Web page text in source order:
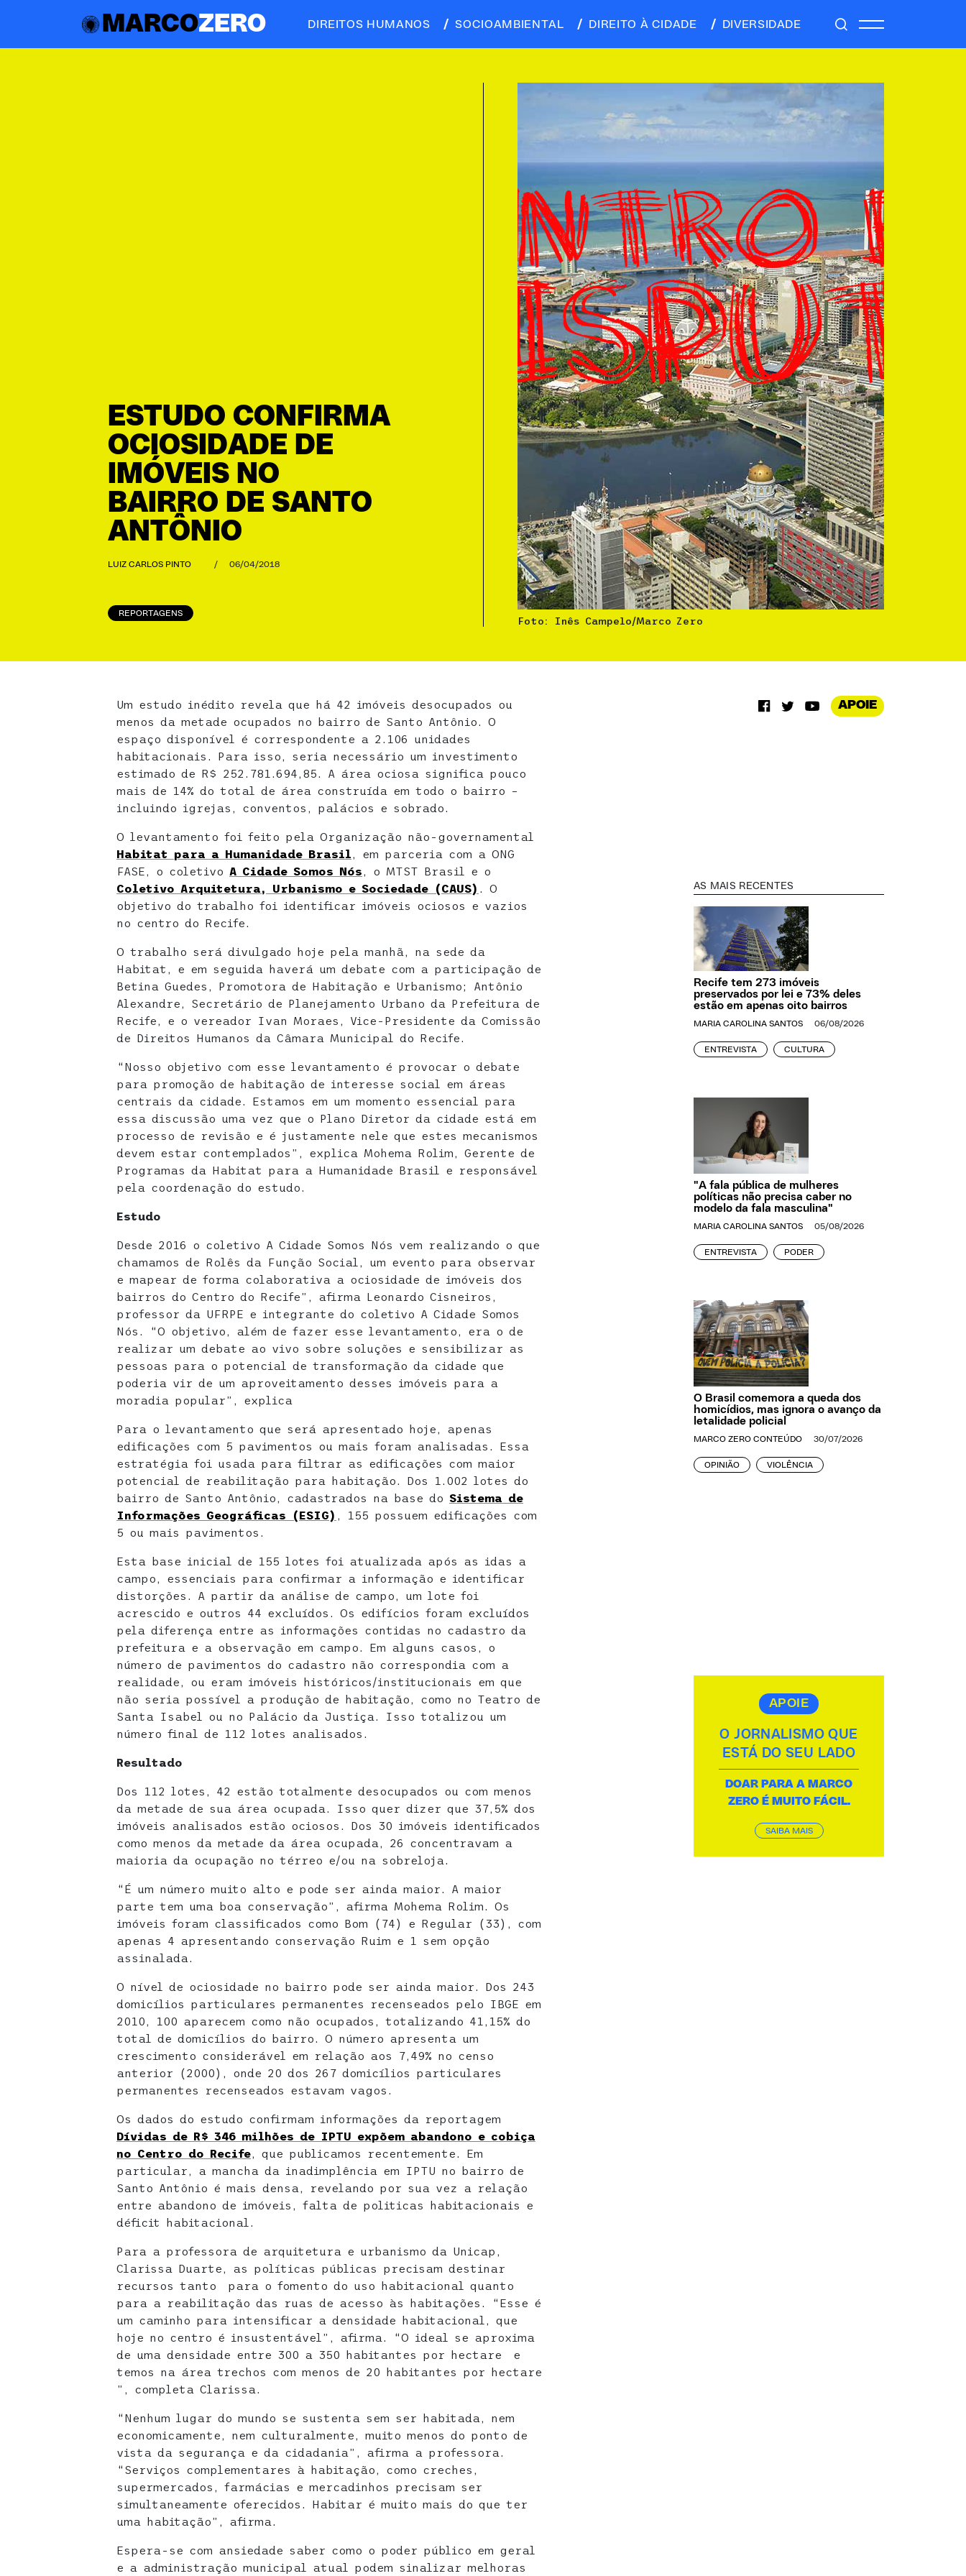
MARCOZERO DIREITOS HUMANOS SOCIOAMBIENTAL DIREITO À CIDADE DIVERSIDADE
ESTUDO CONFIRMA
OCIOSIDADE DE
IMÓVEIS NO
BAIRRO DE SANTO
ANTÔNIO
LUIZ CARLOS PINTO / 06/04/2018
REPORTAGENS
Foto: Inês Campelo/Marco Zero
Um estudo inédito revela que há 42 imóveis desocupados ou
menos da metade ocupados no bairro de Santo Antônio. O
espaço disponível é correspondente a 2.106 unidades
habitacionais. Para isso, seria necessário um investimento
estimado de R$ 252.781.694,85. A área ociosa significa pouco
mais de 14% do total de área construída em todo o bairro –
incluindo igrejas, conventos, palácios e sobrado.
O levantamento foi feito pela Organização não-governamental
Habitat para a Humanidade Brasil, em parceria com a ONG
FASE, o coletivo A Cidade Somos Nós, o MTST Brasil e o
Coletivo Arquitetura, Urbanismo e Sociedade (CAUS) . O
objetivo do trabalho foi identificar imóveis ociosos e vazios
no centro do Recife.
O trabalho será divulgado hoje pela manhã, na sede da
Habitat, e em seguida haverá um debate com a participação de
Betina Guedes, Promotora de Habitação e Urbanismo; Antônio
Alexandre, Secretário de Planejamento Urbano da Prefeitura de
Recife, e o vereador Ivan Moraes, Vice-Presidente da Comissão
de Direitos Humanos da Câmara Municipal do Recife.
“Nosso objetivo com esse levantamento é provocar o debate
para promoção de habitação de interesse social em áreas
centrais da cidade. Estamos em um momento essencial para
essa discussão uma vez que o Plano Diretor da cidade está em
processo de revisão e é justamente nele que estes mecanismos
devem estar contemplados”, explica Mohema Rolim, Gerente de
Programas da Habitat para a Humanidade Brasil e responsável
pela coordenação do estudo.
Estudo
Desde 2016 o coletivo A Cidade Somos Nós vem realizando o que
chamamos de Rolês da Função Social, um evento para observar
e mapear de forma colaborativa a ociosidade de imóveis dos
bairros do Centro do Recife”, afirma Leonardo Cisneiros,
professor da UFRPE e integrante do coletivo A Cidade Somos
Nós. “O objetivo, além de fazer esse levantamento, era o de
realizar um debate ao vivo sobre soluções e sensibilizar as
pessoas para o potencial de transformação da cidade que
poderia vir de um aproveitamento desses imóveis para a
moradia popular”, explica
Para o levantamento que será apresentado hoje, apenas
edificações com 5 pavimentos ou mais foram analisadas. Essa
estratégia foi usada para filtrar as edificações com maior
potencial de reabilitação para habitação. Dos 1.002 lotes do
bairro de Santo Antônio, cadastrados na base do Sistema de
Informações Geográficas (ESIG) , 155 possuem edificações com
5 ou mais pavimentos.
Esta base inicial de 155 lotes foi atualizada após as idas a
campo, essenciais para confirmar a informação e identificar
distorções. A partir da análise de campo, um lote foi
acrescido e outros 44 excluídos. Os edifícios foram excluídos
pela diferença entre as informações contidas no cadastro da
prefeitura e a observação em campo. Em alguns casos, o
número de pavimentos do cadastro não correspondia com a
realidade, ou eram imóveis históricos/institucionais em que
não seria possível a produção de habitação, como no Teatro de
Santa Isabel ou no Palácio da Justiça. Isso totalizou um
número final de 112 lotes analisados.
Resultado
Dos 112 lotes, 42 estão totalmente desocupados ou com menos
da metade de sua área ocupada. Isso quer dizer que 37,5% dos
imóveis analisados estão ociosos. Dos 30 imóveis identificados
como menos da metade da área ocupada, 26 concentravam a
maioria da ocupação no térreo e/ou na sobreloja.
“É um número muito alto e pode ser ainda maior. A maior
parte tem uma boa conservação”, afirma Mohema Rolim. Os
imóveis foram classificados como Bom (74) e Regular (33), com
apenas 4 apresentando conservação Ruim e 1 sem opção
assinalada.
O nível de ociosidade no bairro pode ser ainda maior. Dos 243
domicílios particulares permanentes recenseados pelo IBGE em
2010, 100 aparecem como não ocupados, totalizando 41,15% do
total de domicílios do bairro. O número apresenta um
crescimento considerável em relação aos 7,49% no censo
anterior (2000), onde 20 dos 267 domicílios particulares
permanentes recenseados estavam vagos.
Os dados do estudo confirmam informações da reportagem
Dívidas de R$ 346 milhões de IPTU expõem abandono e cobiça
no Centro do Recife, que publicamos recentemente. Em
particular, a mancha da inadimplência em IPTU no bairro de
Santo Antônio é mais densa, revelando por sua vez a relação
entre abandono de imóveis, falta de politicas habitacionais e
déficit habitacional.
Para a professora de arquitetura e urbanismo da Unicap,
Clarissa Duarte, as políticas públicas precisam destinar
recursos tanto para o fomento do uso habitacional quanto
para a reabilitação das ruas de acesso às habitações. “Esse é
um caminho para intensificar a densidade habitacional, que
hoje no centro é insustentável”, afirma. “O ideal se aproxima
de uma densidade entre 300 a 350 habitantes por hectare e
temos na área trechos com menos de 20 habitantes por hectare
”, completa Clarissa.
“Nenhum lugar do mundo se sustenta sem ser habitada, nem
economicamente, nem culturalmente, muito menos do ponto de
vista da segurança e da cidadania”, afirma a professora.
“Serviços complementares à habitação, como creches,
supermercados, farmácias e mercadinhos precisam ser
simultaneamente oferecidos. Habitar é muito mais do que ter
uma habitação”, afirma.
Espera-se com ansiedade saber como o poder público em geral
e a administração municipal atual podem sinalizar melhoras
APOIE
AS MAIS RECENTES
Recife tem 273 imóveis
preservados por lei e 73% deles
estão em apenas oito bairros
MARIA CAROLINA SANTOS 06/08/2026
ENTREVISTA CULTURA
"A fala pública de mulheres
políticas não precisa caber no
modelo da fala masculina"
MARIA CAROLINA SANTOS 05/08/2026
ENTREVISTA PODER
O Brasil comemora a queda dos
homicídios, mas ignora o avanço da
letalidade policial
MARCO ZERO CONTEÚDO 30/07/2026
OPINIÃO VIOLÊNCIA
APOIE
O JORNALISMO QUE
ESTÁ DO SEU LADO
DOAR PARA A MARCO
ZERO É MUITO FÁCIL.
SAIBA MAIS